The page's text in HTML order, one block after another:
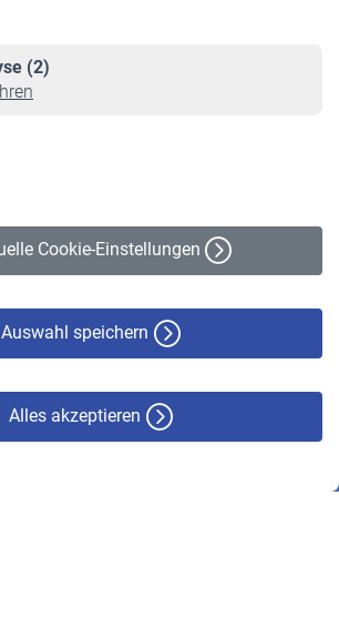
(2)
Cookie-Einstellungen
Auswahl speichern
Alles akzeptieren